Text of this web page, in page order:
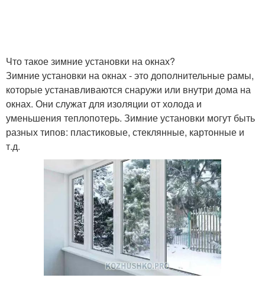
Что такое зимние установки на окнах?
Зимние установки на окнах - это дополнительные рамы,
которые устанавливаются снаружи или внутри дома на
окнах. Они служат для изоляции от холода и
уменьшения теплопотерь. Зимние установки могут быть
разных типов: пластиковые, стеклянные, картонные и
т.д.